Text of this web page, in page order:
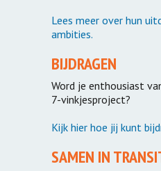
Lees meer over hun
ambities.
BIJDRAGEN
Word je enthousiast
7-vinkjesproject?
Kijk hier hoe jij kunt
SAMEN IN